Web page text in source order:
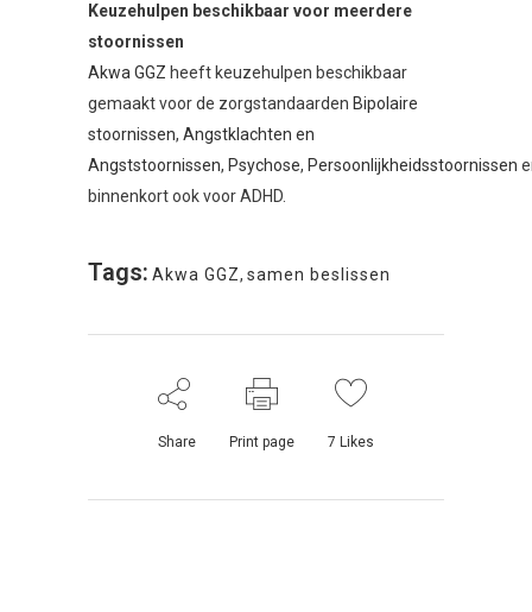
Keuzehulpen beschikbaar voor meerdere
stoornissen
Akwa GGZ heeft keuzehulpen beschikbaar
gemaakt voor de zorgstandaarden Bipolaire
stoornissen, Angstklachten en
Angststoornissen, Psychose, Persoonlijkheidsstoornissen
binnenkort ook voor ADHD.
Tags: Akwa GGZ, samen beslissen
Share Print page 7 Likes